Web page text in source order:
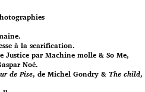
à la scarification.
Justice par Machine molle & So Me,
Noé.
de Pise, de Michel Gondry & The child,